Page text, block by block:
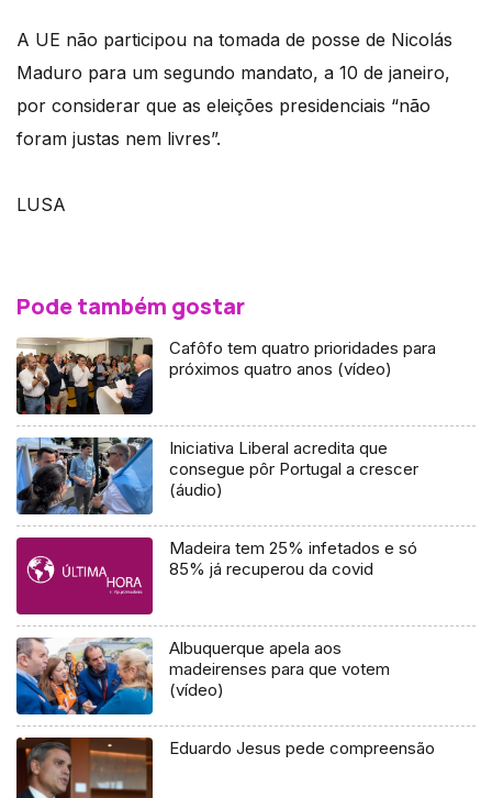
A UE não participou na tomada de posse de Nicolás
Maduro para um segundo mandato, a 10 de janeiro,
por considerar que as eleições presidenciais “não
foram justas nem livres”.
LUSA
Pode também gostar
Cafôfo tem quatro prioridades para
próximos quatro anos (vídeo)
Iniciativa Liberal acredita que
consegue pôr Portugal a crescer
(áudio)
Madeira tem 25% infetados e só
85% já recuperou da covid
Albuquerque apela aos
madeirenses para que votem
(vídeo)
Eduardo Jesus pede compreensão